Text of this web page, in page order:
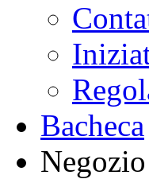
Bacheca
Negozio